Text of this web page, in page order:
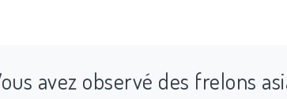
avez observé des frelons